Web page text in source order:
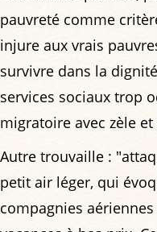
pauvreté comme
injure aux vrais
survivre dans la
services sociaux trop
migratoire avec zèle
Autre trouvaille :
petit air léger, qui
compagnies